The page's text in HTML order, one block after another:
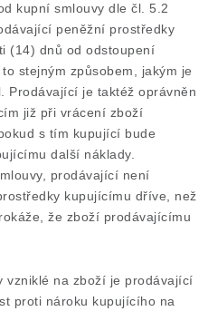
smlouvy dle čl. 5.2
peněžní prostředky
(14) dnů od odstoupení
stejným způsobem, jakým je
Prodávající je taktéž oprávněn
již při vrácení zboží
s tím kupující bude
další náklady.
prodávající není
kupujícímu dříve, než
že zboží prodávajícímu
na zboží je prodávající
proti nároku kupujícího na